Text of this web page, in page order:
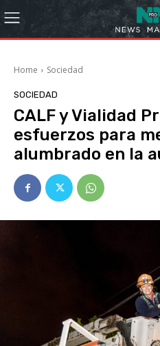
Home Sociedad
SOCIEDAD
CALF y Vialidad
esfuerzos para
alumbrado en la